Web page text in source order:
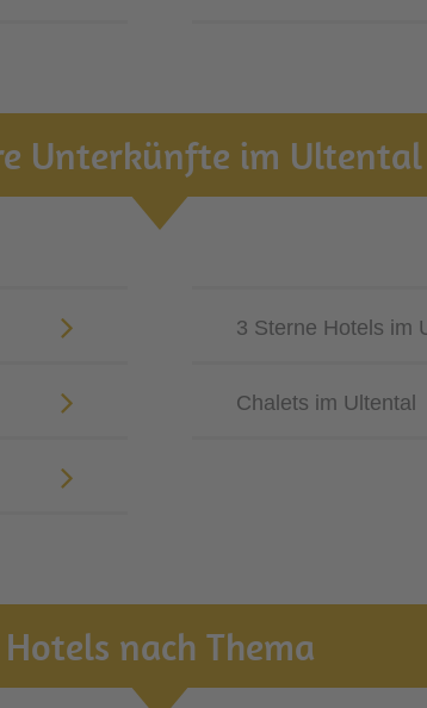
Unterkünfte im Ultental
3 Sterne Hotels im
Chalets im Ultental
Hotels nach Thema